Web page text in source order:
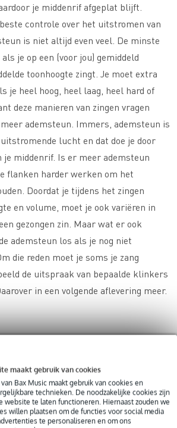
maakt gebruik van cookies
Bax Music maakt gebruik van cookies en
technieken. De noodzakelijke cookies zijn
website te laten functioneren. Hiernaast zouden we
willen plaatsen om de functies voor social media
te personaliseren en om ons
je middenrif afgeplat blijft.
controle over het uitstromen van
is niet altijd even veel. De minste
je op een (voor jou) gemiddeld
toonhoogte zingt. Je moet extra
je heel hoog, heel laag, heel hard of
deze manieren van zingen vragen
ademsteun. Immers, ademsteun is
lucht en dat doe je door
je middenrif. Is er meer ademsteun
flanken harder werken om het
Doordat je tijdens het zingen
en volume, moet je ook variëren in
gezongen zin. Maar wat er ook
ademsteun los als je nog niet
die reden moet je soms je zang
de uitspraak van bepaalde klinkers
in een volgende aflevering meer.
een lange zin of bij een mooie slotnoot,
niet voldoende om bijvoorbeeld een
Je wilt natuurlijk je steun niet laten
ineens wel meer energie (dus adem)